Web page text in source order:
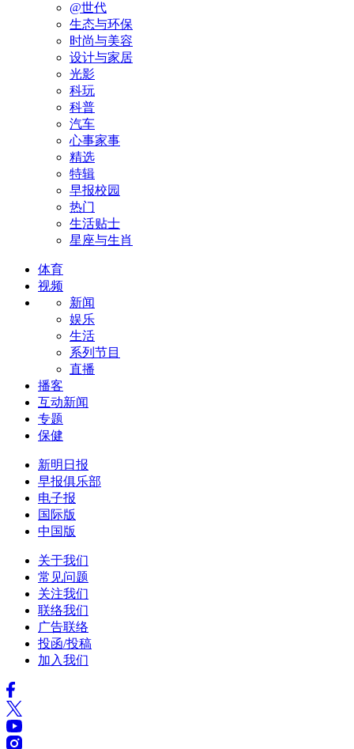
@世代
生态与环保
时尚与美容
设计与家居
光影
科玩
科普
汽车
心事家事
精选
特辑
早报校园
热门
生活贴士
星座与生肖
体育
视频
新闻
娱乐
生活
系列节目
直播
播客
互动新闻
专题
保健
新明日报
早报俱乐部
电子报
国际版
中国版
关于我们
常见问题
关注我们
联络我们
广告联络
投函/投稿
加入我们